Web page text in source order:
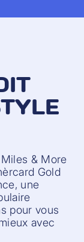
& More
Gold
une
pour vous
avec